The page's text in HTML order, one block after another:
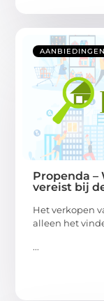
AANBIEDINGEN
Propenda
vereist bij
Het verkopen
alleen het
...